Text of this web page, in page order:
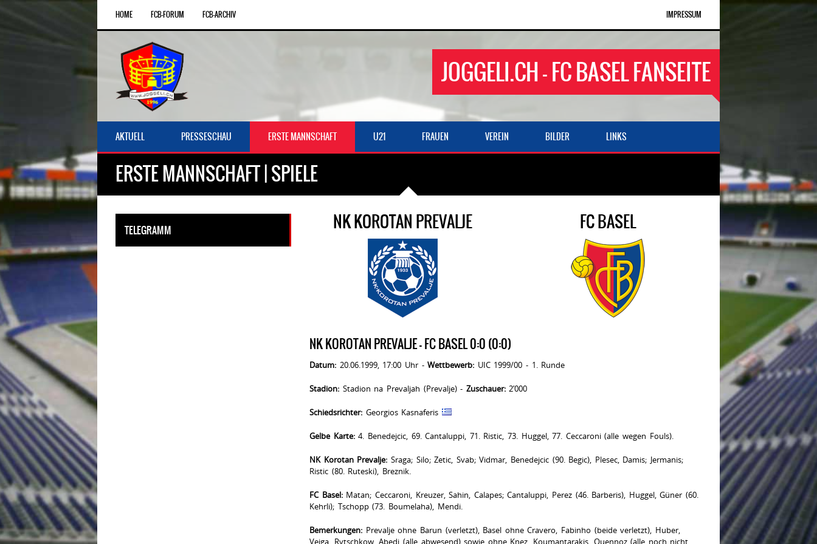
HOME FCB-FORUM FCB-ARCHIV IMPRESSUM
JOGGELI.CH - FC BASEL FANSEITE
AKTUELL PRESSESCHAU ERSTE MANNSCHAFT U21 FRAUEN VEREIN BILDER LINKS
ERSTE MANNSCHAFT | SPIELE
TELEGRAMM NK KOROTAN PREVALJE FC BASEL
NK KOROTAN PREVALJE - FC BASEL 0:0 (0:0)
Datum: 20.06.1999, 17:00 Uhr -Wettbewerb: UIC 1999/00 - 1. Runde
Stadion: Stadion na Prevaljah (Prevalje) - Zuschauer:2’000
Schiedsrichter: Georgios Kasnaferis
Gelbe Karte:4. Benedejcic, 69. Cantaluppi, 71. Ristic, 73. Huggel, 77. Ceccaroni (alle wegen Fouls).
NK Korotan Prevalje: Sraga; Silo; Zetic, Svab; Vidmar, Benedejcic (90. Begic), Plesec, Damis; Jermanis;
Ristic (80. Ruteski), Breznik.
FC Basel:Matan; Ceccaroni, Kreuzer, Sahin, Calapes; Cantaluppi, Perez (46. Barberis), Huggel, Güner (60.
Kehrli); Tschopp (73. Boumelaha), Mendi.
Bemerkungen: Prevalje ohne Barun (verletzt), Basel ohne Cravero, Fabinho (beide verletzt), Huber,
Veiga, Rytschkow, Abedi (alle abwesend) sowie ohne Knez, Koumantarakis, Quennoz (alle noch nicht